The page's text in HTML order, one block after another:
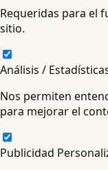
Requeridas para el
sitio.
Análisis /
Nos permiten
para mejorar el
Publicidad